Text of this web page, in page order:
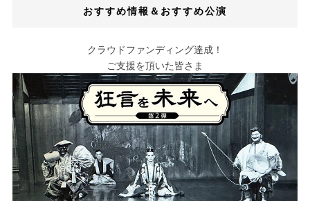
おすすめ情報＆おすすめ公演
クラウドファンディング達成！
ご支援を頂いた皆さま